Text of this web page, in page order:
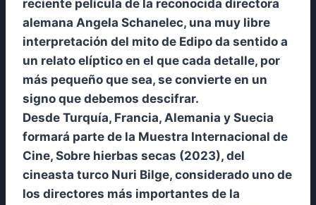
reciente película de la reconocida directora
alemana Angela Schanelec, una muy libre
interpretación del mito de Edipo da sentido a
un relato elíptico en el que cada detalle, por
más pequeño que sea, se convierte en un
signo que debemos descifrar.
Desde Turquía, Francia, Alemania y Suecia
formará parte de la Muestra Internacional de
Cine, Sobre hierbas secas (2023), del
cineasta turco Nuri Bilge, considerado uno de
los directores más importantes de la